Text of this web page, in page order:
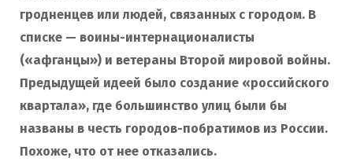
гродненцев или людей, связанных с городом. В
списке — воины-интернационалисты
(«афганцы») и ветераны Второй мировой войны.
Предыдущей идеей было создание «российского
квартала», где большинство улиц были бы
названы в честь городов-побратимов из России.
Похоже, что от нее отказались.